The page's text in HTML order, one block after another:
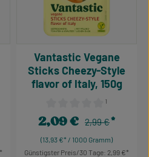
von 0 von 5 Sternen
Durchschnittliche
¹
Vantastic Vegane
Sticks Cheezy-Style
flavor of Italy, 150g
(13,93 €* / 1000 Gramm)
Verkaufspreis:
2,09 € Regulärer Preis:
2,99 €
Günstigster Preis/30 Tage: 2,99 €